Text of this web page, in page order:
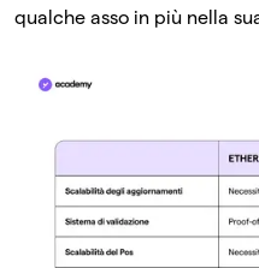
qualche asso in più nella